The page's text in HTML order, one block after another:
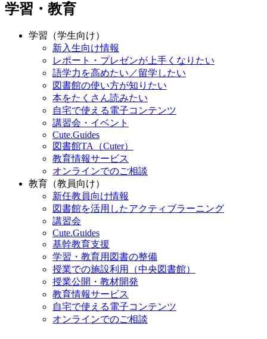
学習・教育
学習（学生向け）
新入生向け情報
レポート・プレゼンが上手くなりたい
語学力を高めたい／留学したい
図書館の使い方が知りたい
本をたくさん読みたい
自宅で使える電子コンテンツ
講習会・イベント
Cute.Guides
図書館TA（Cuter）
教育情報サービス
オンラインでのご相談
教育（教員向け）
新任教員向け情報
図書館を活用したアクティブラーニング
講習会
Cute.Guides
基幹教育支援
学習・教育用図書の整備
授業での施設利用（中央図書館）
授業公開・教材開発
教育情報サービス
自宅で使える電子コンテンツ
オンラインでのご相談